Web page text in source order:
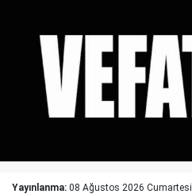
Yayınlanma: 08 Ağustos 2026